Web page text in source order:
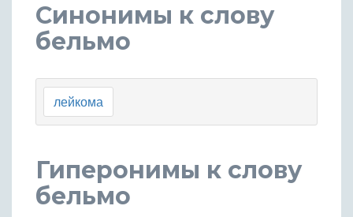
Синонимы к слову
бельмо
лейкома
Гиперонимы к слову
бельмо